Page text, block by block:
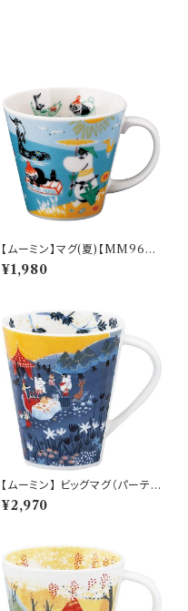
【ムーミン】マグ(夏)【MM960
0】MM9602-11
¥1,980
【ムーミン】 ビッグマグ（パーテ
ィ）【MM3200】MM3203-35
¥2,970